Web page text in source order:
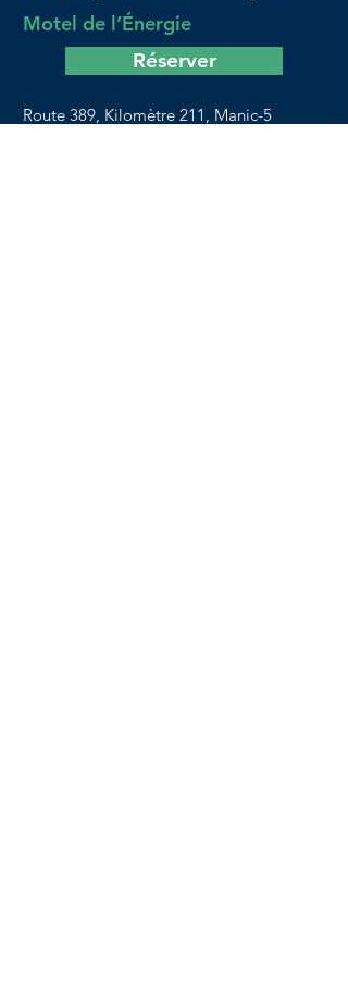
Motel de l’Énergie
Réserver
Route 389, Kilomètre 211, Manic-5